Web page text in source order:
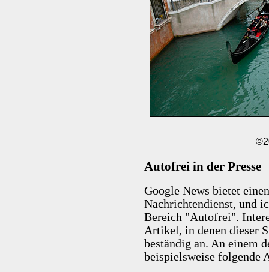
Autofrei in der Presse
Google News bietet
Nachrichtendienst, und
Bereich "Autofrei".
Artikel, in denen dieser
beständig an. An einem
beispielsweise folgende